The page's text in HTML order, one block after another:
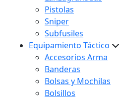
Pistolas
Sniper
Subfusiles
Equipamiento Táctico
Accesorios Arma
Banderas
Bolsas y Mochilas
Bolsillos